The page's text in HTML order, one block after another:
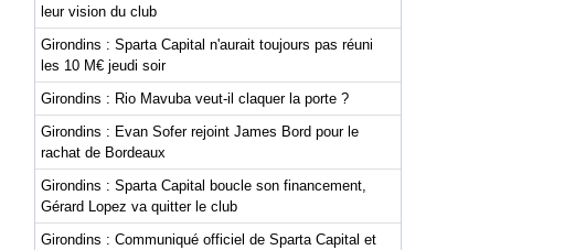
leur vision du club
Girondins : Sparta Capital n'aurait toujours pas réuni
les 10 M€ jeudi soir
Girondins : Rio Mavuba veut-il claquer la porte ?
Girondins : Evan Sofer rejoint James Bord pour le
rachat de Bordeaux
Girondins : Sparta Capital boucle son financement,
Gérard Lopez va quitter le club
Girondins : Communiqué officiel de Sparta Capital et